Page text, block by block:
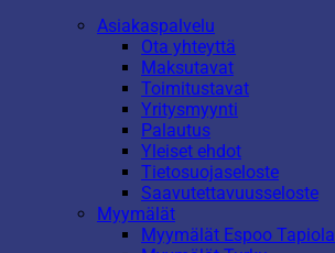
Asiakaspalvelu
Ota yhteyttä
Maksutavat
Toimitustavat
Yritysmyynti
Palautus
Yleiset ehdot
Tietosuojaseloste
Saavutettavuusseloste
Myymälät
Myymälät Espoo Tapiola